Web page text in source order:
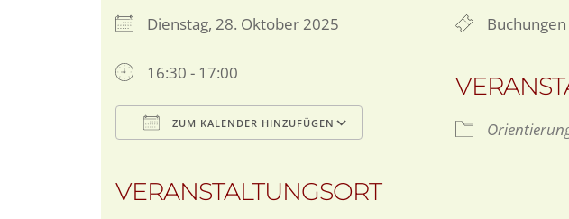
Dienstag, 28. Oktober 2025
16:30 - 17:00
ZUM KALENDER HINZUFÜGEN
VERANSTALTUNGSORT